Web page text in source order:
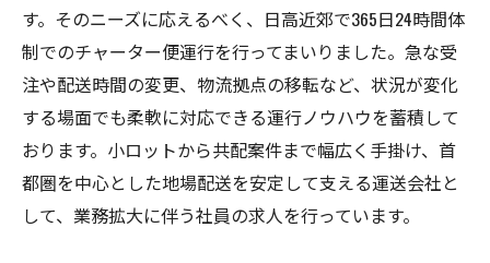
す。そのニーズに応えるべく、日高近郊で365日24時間体
制でのチャーター便運行を行ってまいりました。急な受
注や配送時間の変更、物流拠点の移転など、状況が変化
する場面でも柔軟に対応できる運行ノウハウを蓄積して
おります。小ロットから共配案件まで幅広く手掛け、首
都圏を中心とした地場配送を安定して支える運送会社と
して、業務拡大に伴う社員の求人を行っています。